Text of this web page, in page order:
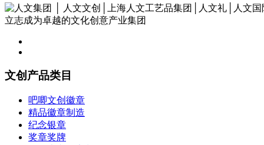
立志成为卓越的文化创意产业集团
文创产品类目
吧唧文创徽章
精品徽章制造
纪念银章
奖章奖牌